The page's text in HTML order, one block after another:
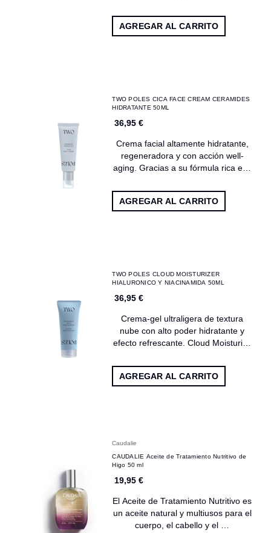
AGREGAR AL CARRITO
TWO POLES CICA FACE CREAM CERAMIDES
HIDRATANTE 50ML
36,95 €
Crema facial altamente hidratante,
regeneradora y con acción well-
aging. Gracias a su fórmula rica e…
AGREGAR AL CARRITO
TWO POLES CLOUD MOISTURIZER
HIALURONICO Y NIACINAMIDA 50ML
36,95 €
Crema-gel ultraligera de textura
nube con alto poder hidratante y
efecto refrescante. Cloud Moisturi…
AGREGAR AL CARRITO
Caudalie
CAUDALIE Aceite de Tratamiento Nutritivo de
Higo 50 ml
19,95 €
El Aceite de Tratamiento Nutritivo es
un aceite natural y multiusos para el
cuerpo, el cabello y el …